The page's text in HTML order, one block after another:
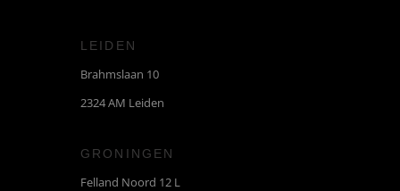
LEIDEN
Brahmslaan 10
2324 AM Leiden
GRONINGEN
Felland Noord 12 L